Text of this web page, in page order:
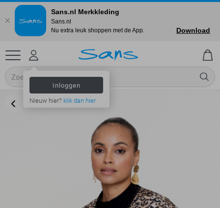
Inloggen
Nieuw hier? klik dan hier
Sans.nl Merkkleding
Sans.nl
Nu extra leuk shoppen met de App.
Download